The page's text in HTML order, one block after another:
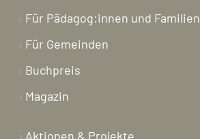
Für Pädagog:innen und Familien
Für Gemeinden
Buchpreis
Magazin
Aktionen & Projekte